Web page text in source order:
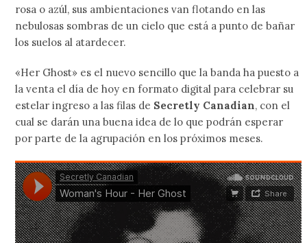
rosa o azúl, sus ambientaciones van flotando en las
nebulosas sombras de un cielo que está a punto de bañar
los suelos al atardecer.
«Her Ghost» es el nuevo sencillo que la banda ha puesto a
la venta el día de hoy en formato digital para celebrar su
estelar ingreso a las filas de Secretly Canadian, con el
cual se darán una buena idea de lo que podrán esperar
por parte de la agrupación en los próximos meses.